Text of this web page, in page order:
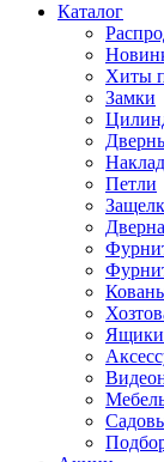
Каталог
Хиты
Замки
Петли
Ящики